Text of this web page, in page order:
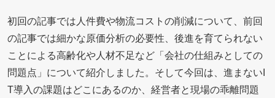
初回の記事では人件費や物流コストの削減について、前回
の記事では細かな原価分析の必要性、後進を育てられない
ことによる高齢化や人材不足など「会社の仕組みとしての
問題点」について紹介しました。そして今回は、進まないI
T導入の課題はどこにあるのか、経営者と現場の乖離問題